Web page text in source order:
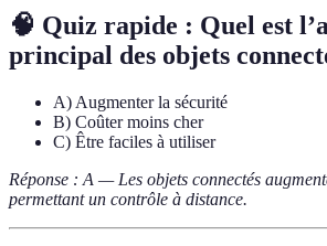
🧠 Quiz rapide : Quel est
principal des objets
A) Augmenter la sécurité
B) Coûter moins cher
C) Être faciles à utiliser
Réponse : A — Les objets connectés
permettant un contrôle à distance.